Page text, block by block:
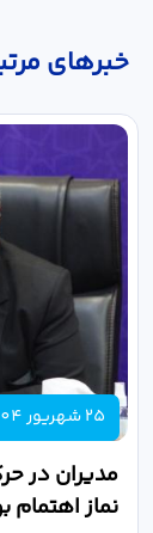
خبر‌های
25 شهریور 1404
مدیران در
نماز اهتمام